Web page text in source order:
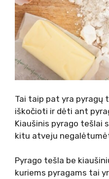
Tai taip pat yra pyragų
iškočioti ir dėti ant
Kiaušinis pyrago tešlai
kitu atveju
Pyrago tešla be
kuriems pyragams tai